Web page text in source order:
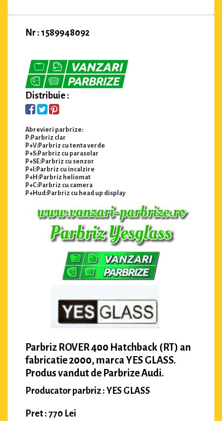
Nr : 1589948092
Distribuie :
Abrevieri parbrize:
P:Parbriz clar
P+V:Parbriz cu tenta verde
P+S:Parbriz cu parasolar
P+SE:Parbriz cu senzor
P+I:Parbriz cu incalzire
P+H:Parbriz heliomat
P+C:Parbriz cu camera
P+Hud:Parbriz cu head up display
Parbriz ROVER 400 Hatchback (RT) an
fabricatie 2000, marca YES GLASS.
Produs vandut de Parbrize Audi.
Producator parbriz : YES GLASS
Pret : 770 Lei